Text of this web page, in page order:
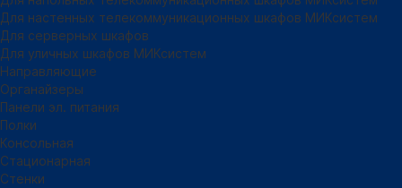
Для настенных телекоммуникационных шкафов МИКсистем
Для серверных шкафов
Для уличных шкафов МИКсистем
Направляющие
Органайзеры
Панели эл. питания
Полки
Консольная
Стационарная
Стенки